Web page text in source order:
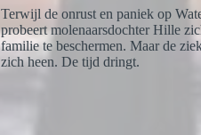
Terwijl de onrust en paniek op
probeert molenaarsdochter Hille
familie te beschermen. Maar de
zich heen. De tijd dringt.